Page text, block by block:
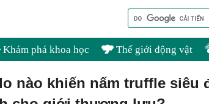
Khám phá khoa học Thế giới động vật
nào khiến nấm truffle siêu